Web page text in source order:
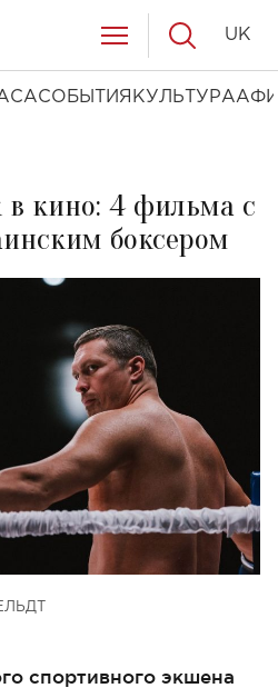
СОБЫТИЯ КУЛЬТУРА
UK
в кино: 4 фильма с
боксером
спортивного экшена